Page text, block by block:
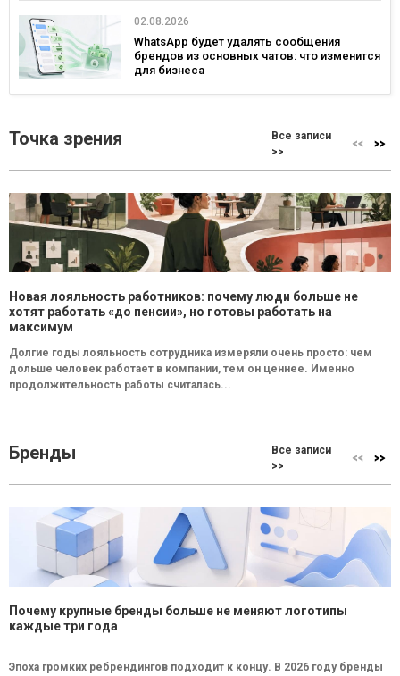
02.08.2026
WhatsApp будет удалять сообщения
брендов из основных чатов: что изменится
для бизнеса
Точка зрения
Все записи
>>
Новая лояльность работников: почему люди больше не
хотят работать «до пенсии», но готовы работать на
максимум
Долгие годы лояльность сотрудника измеряли очень просто: чем
дольше человек работает в компании, тем он ценнее. Именно
продолжительность работы считалась...
Бренды
Все записи
>>
Почему крупные бренды больше не меняют логотипы
каждые три года
Эпоха громких ребрендингов подходит к концу. В 2026 году бренды